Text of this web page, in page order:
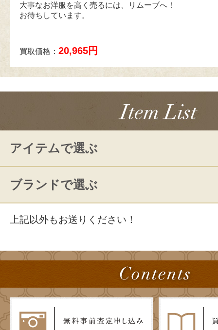
大事なお洋服を高く売るには、リムーブへ！
お待ちしています。
買取価格： 20,965円
アイテムで選ぶ
ブランドで選ぶ
上記以外もお送りください！